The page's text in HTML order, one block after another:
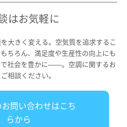
はお気軽に
大きく変える。空気質を追求するこ
ちろん、満足度や生産性の向上にも
社会を豊かに――。空調に関するお
相談ください。
問い合わせはこち
らから